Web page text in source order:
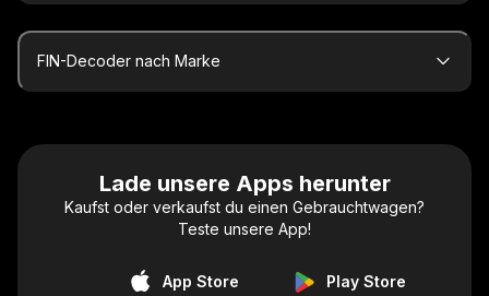
FIN-Decoder nach Marke
Lade unsere Apps herunter
Kaufst oder verkaufst du einen Gebrauchtwagen?
Teste unsere App!
App Store Play Store